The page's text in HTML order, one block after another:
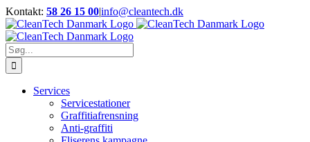
Skip
to
content
Kontakt: 58 26 15 00|info@cleantech.dk
Facebook
LinkedIn
YouTube
Søg
efter:
Services
Servicestationer
Graffitiafrensning
Anti-graffiti